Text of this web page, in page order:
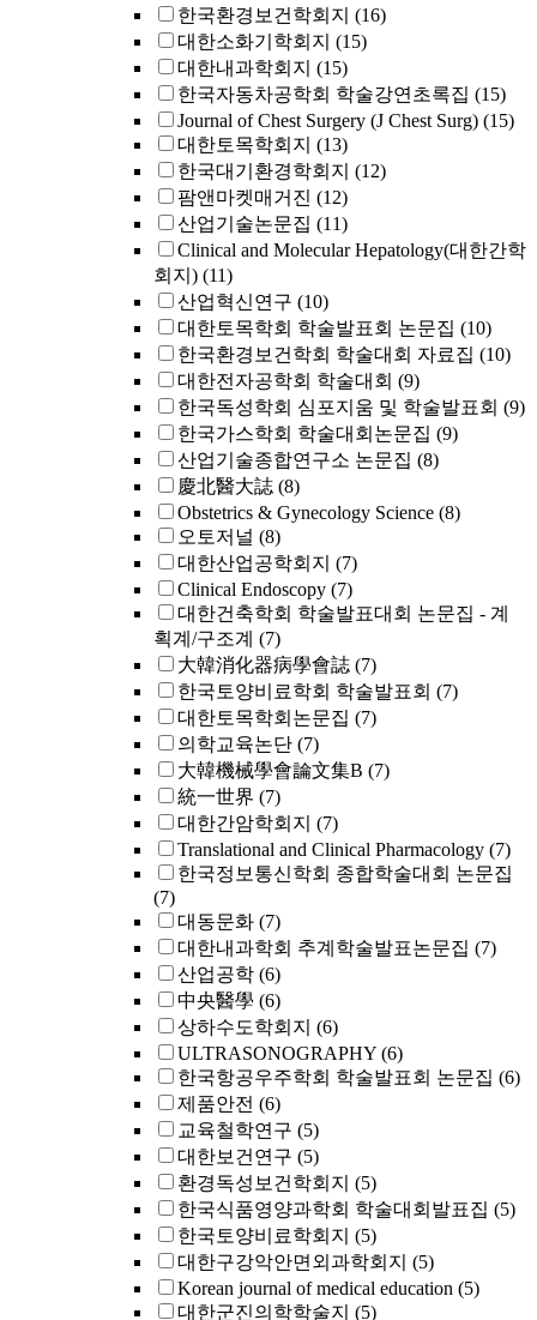
한국환경보건학회지 (16)
대한소화기학회지 (15)
대한내과학회지 (15)
한국자동차공학회 학술강연초록집 (15)
Journal of Chest Surgery (J Chest Surg) (15)
대한토목학회지 (13)
한국대기환경학회지 (12)
팜앤마켓매거진 (12)
산업기술논문집 (11)
Clinical and Molecular Hepatology(대한간학
회지) (11)
산업혁신연구 (10)
대한토목학회 학술발표회 논문집 (10)
한국환경보건학회 학술대회 자료집 (10)
대한전자공학회 학술대회 (9)
한국독성학회 심포지움 및 학술발표회 (9)
한국가스학회 학술대회논문집 (9)
산업기술종합연구소 논문집 (8)
慶北醫大誌 (8)
Obstetrics & Gynecology Science (8)
오토저널 (8)
대한산업공학회지 (7)
Clinical Endoscopy (7)
대한건축학회 학술발표대회 논문집 - 계
획계/구조계 (7)
大韓消化器病學會誌 (7)
한국토양비료학회 학술발표회 (7)
대한토목학회논문집 (7)
의학교육논단 (7)
大韓機械學會論文集B (7)
統一世界 (7)
대한간암학회지 (7)
Translational and Clinical Pharmacology (7)
한국정보통신학회 종합학술대회 논문집
(7)
대동문화 (7)
대한내과학회 추계학술발표논문집 (7)
산업공학 (6)
中央醫學 (6)
상하수도학회지 (6)
ULTRASONOGRAPHY (6)
한국항공우주학회 학술발표회 논문집 (6)
제품안전 (6)
교육철학연구 (5)
대한보건연구 (5)
환경독성보건학회지 (5)
한국식품영양과학회 학술대회발표집 (5)
한국토양비료학회지 (5)
대한구강악안면외과학회지 (5)
Korean journal of medical education (5)
대한군진의학학술지 (5)